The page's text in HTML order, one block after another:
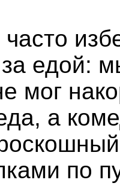
едой:
мог
а
по